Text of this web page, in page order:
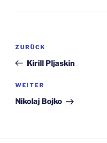
Beitragsnavigation
Vorheriger
Beitrag
ZURÜCK
Kirill Pljaskin
Nächster
Beitrag
WEITER
Nikolaj Bojko